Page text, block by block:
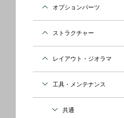
オプションパーツ
ストラクチャー
レイアウト・ジオラマ
工具・メンテナンス
共通